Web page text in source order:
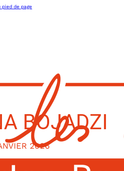
pied de page
BOJADZI
2026